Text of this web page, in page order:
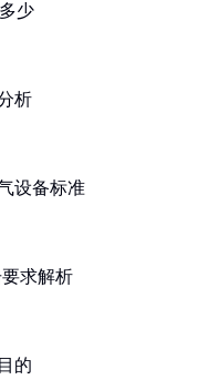
少
析
设备标准
求解析
的